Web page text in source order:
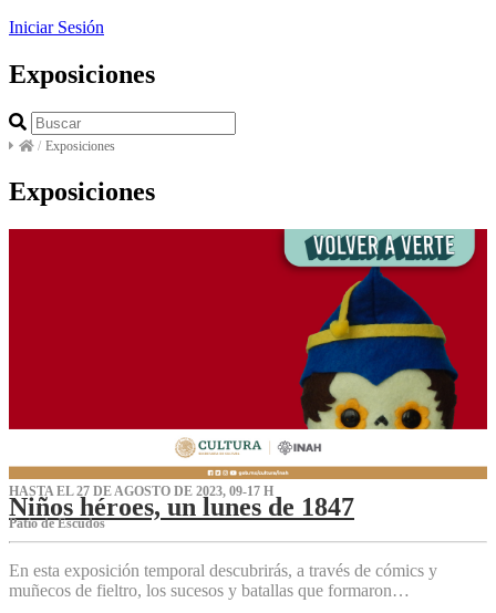
Iniciar Sesión
Exposiciones
/ Exposiciones
Exposiciones
HASTA EL 27 DE AGOSTO DE 2023, 09-17 H
Niños héroes, un lunes de 1847
Patio de Escudos
En esta exposición temporal descubrirás, a través de cómics y
muñecos de fieltro, los sucesos y batallas que formaron…